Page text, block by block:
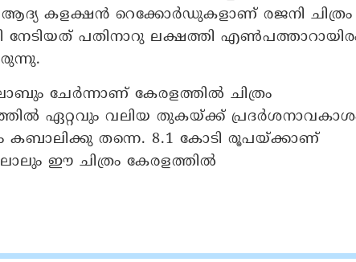
കളക്ഷന്‍ റെക്കോര്‍ഡുകളാണ് രജനി ചിത്രം
നേടിയത് പതിനാറു ലക്ഷത്തി
ചേര്‍ന്നാണ് കേരളത്തില്‍ ചിത്രം
ഏറ്റവും വലിയ തുകയ്ക്ക്
കബാലിക്കു തന്നെ. 8.1 കോടി രൂപയ്ക്കാണ്
ഈ ചിത്രം കേരളത്തില്‍